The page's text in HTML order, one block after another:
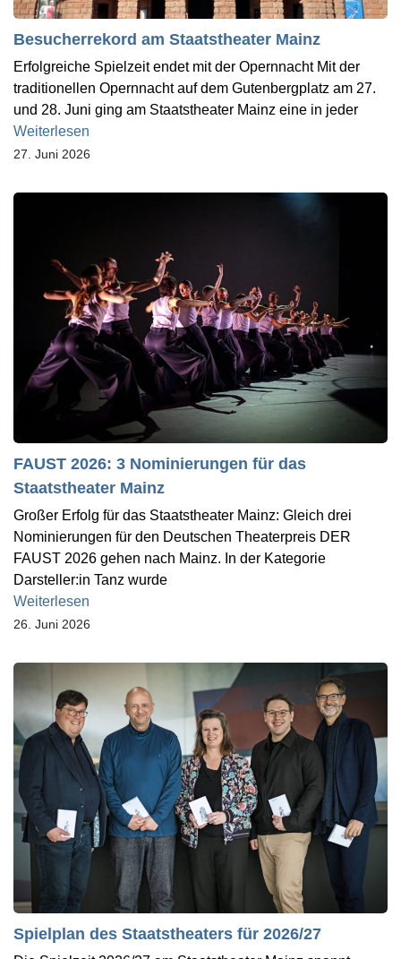
Besucherrekord am Staatstheater Mainz
Erfolgreiche Spielzeit endet mit der Opernnacht Mit der
traditionellen Opernnacht auf dem Gutenbergplatz am 27.
und 28. Juni ging am Staatstheater Mainz eine in jeder
Weiterlesen
27. Juni 2026
FAUST 2026: 3 Nominierungen für das
Staatstheater Mainz
Großer Erfolg für das Staatstheater Mainz: Gleich drei
Nominierungen für den Deutschen Theaterpreis DER
FAUST 2026 gehen nach Mainz. In der Kategorie
Darsteller:in Tanz wurde
Weiterlesen
26. Juni 2026
Spielplan des Staatstheaters für 2026/27